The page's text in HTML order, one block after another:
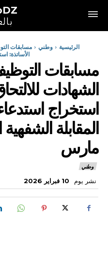
الرئيسية وطني
مسابقات
الأساتذة:
مسابقات
الشهادات
استخراج
مارس
وطني
نشر يوم 10 فبراير 2026